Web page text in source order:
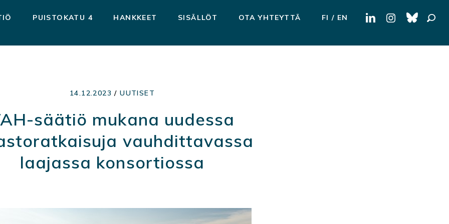
PUISTOKATU 4 HANKKEET SISÄLLÖT OTA YHTEYTTÄ FI EN Haku:
14.12.2023 /UUTISET
säätiö mukana uudessa
vauhdittavassa
laajassa konsortiossa